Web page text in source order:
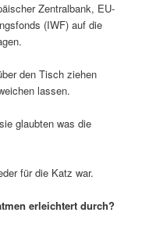
Zentralbank, EU-
(IWF) auf die
den Tisch ziehen
lassen.
glaubten was die
für die Katz war.
erleichtert durch?